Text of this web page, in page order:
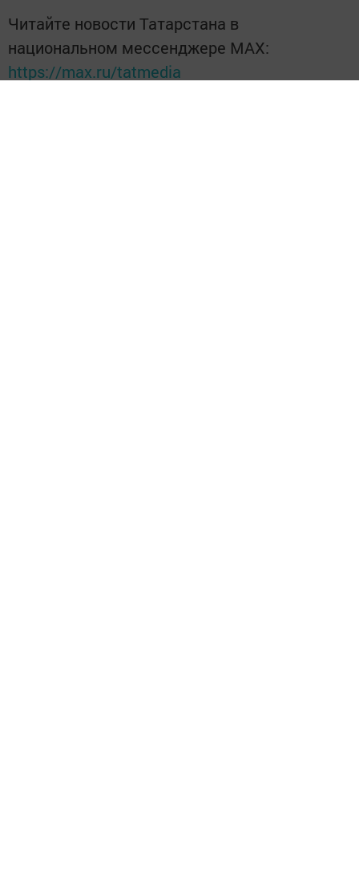
Читайте новости Татарстана в
национальном мессенджере MАХ:
https://max.ru/tatmedia